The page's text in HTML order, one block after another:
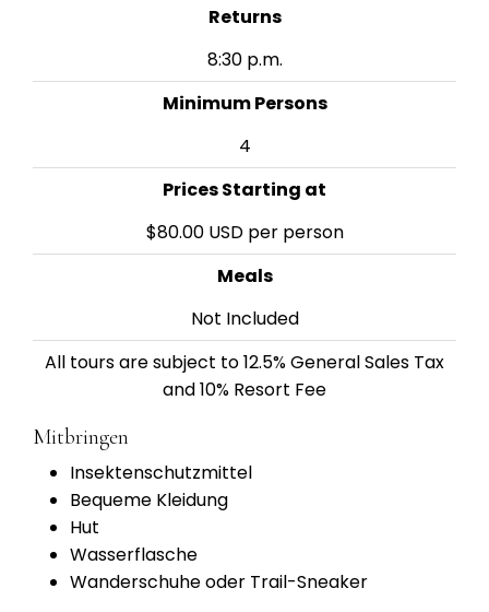
Returns
8:30 p.m.
Minimum Persons
4
Prices Starting at
$80.00 USD per person
Meals
Not Included
All tours are subject to 12.5% General Sales Tax
and 10% Resort Fee
Mitbringen
Insektenschutzmittel
Bequeme Kleidung
Hut
Wasserflasche
Wanderschuhe oder Trail-Sneaker